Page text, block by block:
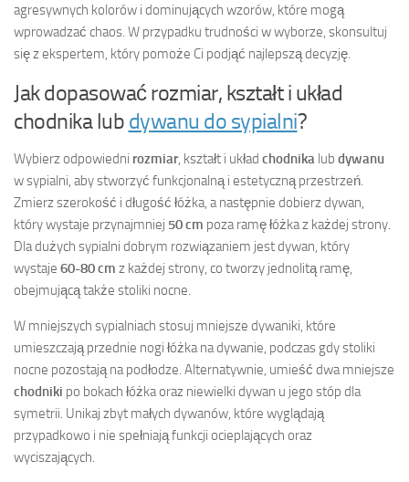
agresywnych kolorów i dominujących wzorów, które mogą
wprowadzać chaos. W przypadku trudności w wyborze, skonsultuj
się z ekspertem, który pomoże Ci podjąć najlepszą decyzję.
Jak dopasować rozmiar, kształt i układ
chodnika lub dywanu do sypialni?
Wybierz odpowiedni rozmiar, kształt i układ chodnika lub dywanu
w sypialni, aby stworzyć funkcjonalną i estetyczną przestrzeń.
Zmierz szerokość i długość łóżka, a następnie dobierz dywan,
który wystaje przynajmniej 50 cm poza ramę łóżka z każdej strony.
Dla dużych sypialni dobrym rozwiązaniem jest dywan, który
wystaje 60-80 cm z każdej strony, co tworzy jednolitą ramę,
obejmującą także stoliki nocne.
W mniejszych sypialniach stosuj mniejsze dywaniki, które
umieszczają przednie nogi łóżka na dywanie, podczas gdy stoliki
nocne pozostają na podłodze. Alternatywnie, umieść dwa mniejsze
chodniki po bokach łóżka oraz niewielki dywan u jego stóp dla
symetrii. Unikaj zbyt małych dywanów, które wyglądają
przypadkowo i nie spełniają funkcji ocieplających oraz
wyciszających.